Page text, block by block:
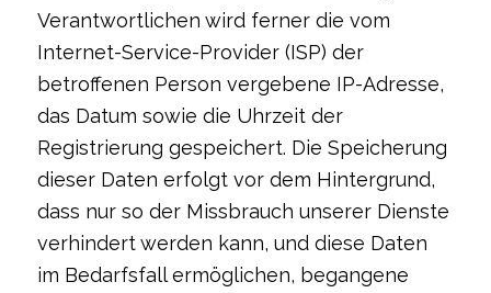
Verantwortlichen wird ferner die vom
Internet-Service-Provider (ISP) der
betroffenen Person vergebene IP-Adresse,
das Datum sowie die Uhrzeit der
Registrierung gespeichert. Die Speicherung
dieser Daten erfolgt vor dem Hintergrund,
dass nur so der Missbrauch unserer Dienste
verhindert werden kann, und diese Daten
im Bedarfsfall ermöglichen, begangene